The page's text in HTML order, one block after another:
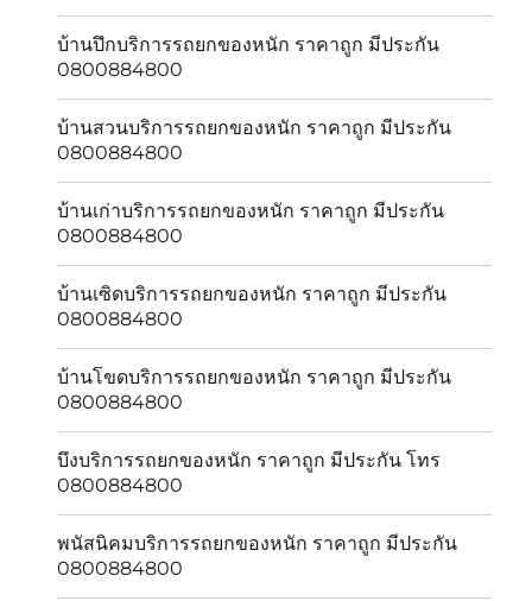
บ้านปึกบริการรถยกของหนัก ราคาถูก มีประกัน
0800884800
บ้านสวนบริการรถยกของหนัก ราคาถูก มีประกัน
0800884800
บ้านเก่าบริการรถยกของหนัก ราคาถูก มีประกัน
0800884800
บ้านเซิดบริการรถยกของหนัก ราคาถูก มีประกัน
0800884800
บ้านโขดบริการรถยกของหนัก ราคาถูก มีประกัน
0800884800
บึงบริการรถยกของหนัก ราคาถูก มีประกัน โทร
0800884800
พนัสนิคมบริการรถยกของหนัก ราคาถูก มีประกัน
0800884800